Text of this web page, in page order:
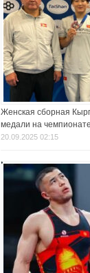
Женская сборная
медали на
20.09.2025 02:15